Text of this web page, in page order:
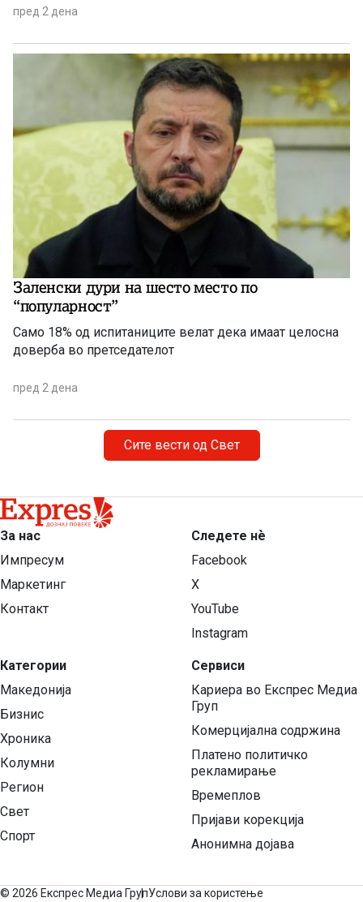
дивиот свет низ целиот регион.
пред 2 дена
Заленски дури на шесто место по
“популарност”
Само 18% од испитаниците велат дека имаат целосна
доверба во претседателот
пред 2 дена
Сите вести од Свет
За нас
Импресум
Маркетинг
Контакт
Категории
Македонија
Бизнис
Хроника
Колумни
Регион
Свет
Спорт
Следете нѐ
Facebook
X
YouTube
Instagram
Сервиси
Кариера во Експрес Медиа
Груп
Комерцијална содржина
Платено политичко
рекламирање
Времеплов
Пријави корекција
Анонимна дојава
© 2026 Експрес Медиа ГрупУслови за користење